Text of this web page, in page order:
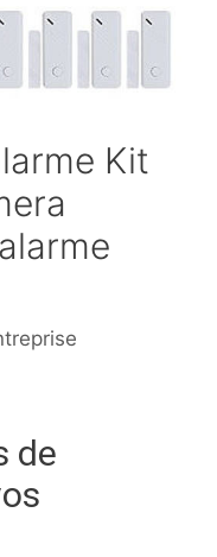
Kit
de